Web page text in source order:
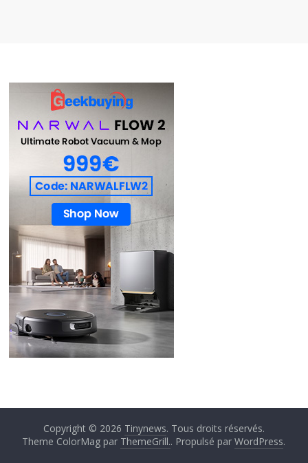
Copyright © 2026 Tinynews. Tous droits réservés.
Theme ColorMag par ThemeGrill.. Propulsé parWordPress.